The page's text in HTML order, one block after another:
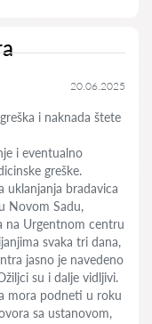
20.06.2025
i naknada štete
i eventualno
greške.
uklanjanja bradavica
Novom Sadu,
na Urgentnom centru
svaka tri dana,
jasno je navedeno
su i dalje vidljivi.
mora podneti u roku
sa ustanovom,